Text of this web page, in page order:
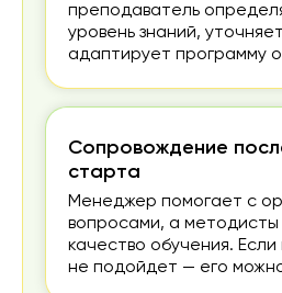
преподаватель
уровень знаний,
адаптирует программу
Сопровождение
старта
Менеджер помогает с
вопросами, а
качество обучения.
не подойдет — его